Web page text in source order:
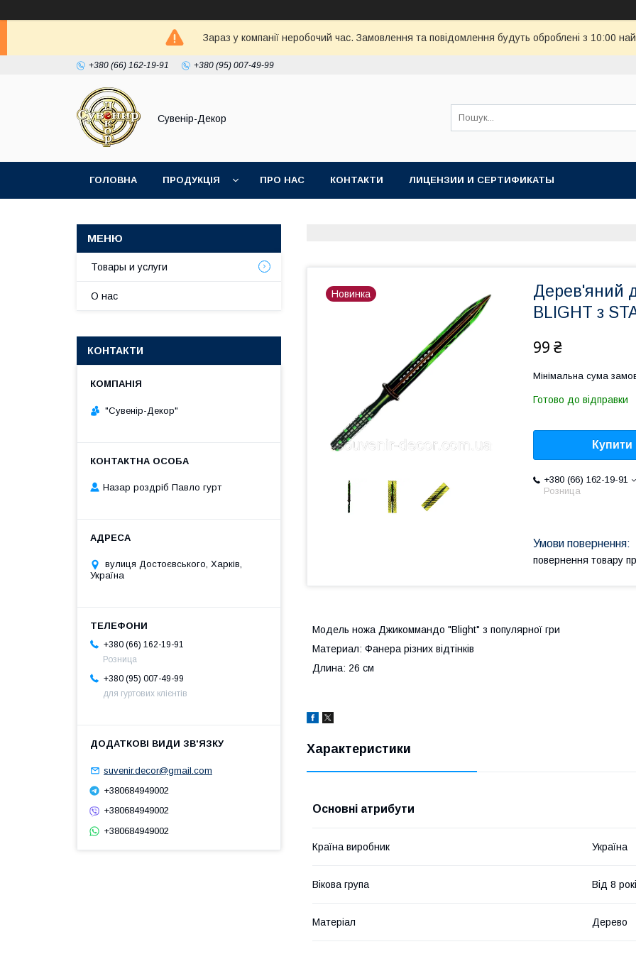
Зараз у компанії неробочий час. Замовлення та повідомлення будуть оброблені з 10:00
+380 (66) 162-19-91 +380 (95) 007-49-99
Сувенір-Декор
ГОЛОВНА ПРОДУКЦІЯ ПРО НАС КОНТАКТИ ЛИЦЕНЗИИ И СЕРТИФИКАТЫ
Новинка
Дерев'яний
BLIGHT з
99 ₴
Мінімальна сума
Готово до відправки
Купити
+380 (66) 162-19-91
Розница
повернення товару
Модель ножа Джикоммандо "Blight" з популярної гри
Материал: Фанера різних відтінків
Длина: 26 см
Характеристики
Основні атрибути
Країна виробник Україна
Вікова група Від 8
Матеріал Дерево
Товары и услуги
О нас
КОНТАКТИ
"Сувенір-Декор"
Назар роздріб Павло гурт
вулиця Достоєвського, Харків,
Україна
+380 (66) 162-19-91
Розница
+380 (95) 007-49-99
для гуртових клієнтів
suvenir.decor@gmail.com
+380684949002
+380684949002
+380684949002